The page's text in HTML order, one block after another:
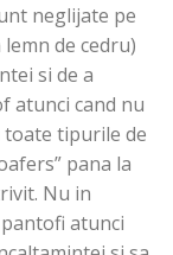
neglijate pe
de cedru)
si de a
atunci cand nu
toate tipurile de
pana la
Nu in
atunci